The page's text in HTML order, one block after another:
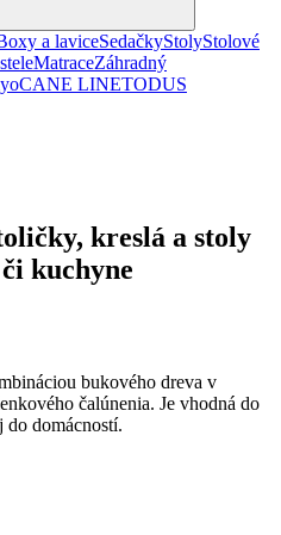
a laviceSedačkyStolyStolové
MatraceZáhradný
CANE LINETODUS
kreslá a stoly
kuchyne
bukového dreva v
čalúnenia. Je vhodná do
do domácností.